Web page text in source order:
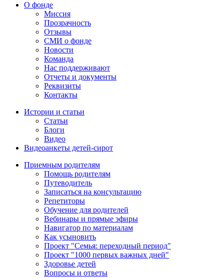
О фонде
Миссия
Прозрачность
Отзывы
СМИ о фонде
Новости
Команда
Нас поддерживают
Отчеты и документы
Реквизиты
Контакты
Истории и статьи
Статьи
Блоги
Видео
Видеоанкеты детей-сирот
Приемным родителям
Помощь родителям
Путеводитель
Записаться на консультацию
Репетиторы
Обучение для родителей
Вебинары и прямые эфиры
Навигатор по материалам
Как усыновить
Проект "Семья: переходный период"
Проект "1000 первых важных дней"
Здоровье детей
Вопросы и ответы